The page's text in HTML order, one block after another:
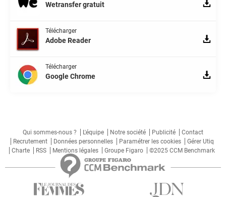
Wetransfer gratuit
Télécharger
Adobe Reader
Télécharger
Google Chrome
Qui sommes-nous ? L'équipe Notre société Publicité
Contact
Recrutement
Données personnelles Paramétrer les cookies
Gérer Utiq
Charte
RSS Mentions légales Groupe Figaro ©2025 CCM Benchmark